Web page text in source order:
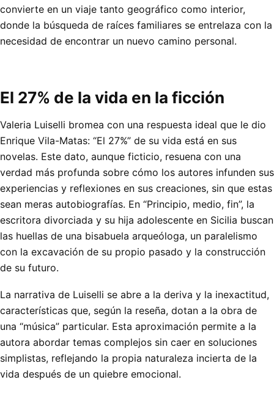
convierte en un viaje tanto geográfico como interior,
donde la búsqueda de raíces familiares se entrelaza con la
necesidad de encontrar un nuevo camino personal.
El 27% de la vida en la ficción
Valeria Luiselli bromea con una respuesta ideal que le dio
Enrique Vila-Matas: “El 27%” de su vida está en sus
novelas. Este dato, aunque ficticio, resuena con una
verdad más profunda sobre cómo los autores infunden sus
experiencias y reflexiones en sus creaciones, sin que estas
sean meras autobiografías. En “Principio, medio, fin”, la
escritora divorciada y su hija adolescente en Sicilia buscan
las huellas de una bisabuela arqueóloga, un paralelismo
con la excavación de su propio pasado y la construcción
de su futuro.
La narrativa de Luiselli se abre a la deriva y la inexactitud,
características que, según la reseña, dotan a la obra de
una “música” particular. Esta aproximación permite a la
autora abordar temas complejos sin caer en soluciones
simplistas, reflejando la propia naturaleza incierta de la
vida después de un quiebre emocional.